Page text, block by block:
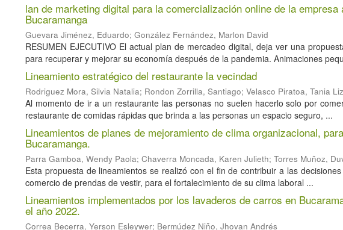
lan de marketing digital para la comercialización online de la
Bucaramanga
Guevara Jiménez, Eduardo; González Fernández, Marlon David
RESUMEN EJECUTIVO El actual plan de mercadeo digital, deja ver una
para recuperar y mejorar su economía después de la pandemia. Animaciones
Lineamiento estratégico del restaurante la vecindad
Rodriguez Mora, Silvia Natalia; Rondon Zorrilla, Santiago; Velasco Piratoa, Tania
Al momento de ir a un restaurante las personas no suelen hacerlo solo por
restaurante de comidas rápidas que brinda a las personas un espacio seguro, ...
Lineamientos de planes de mejoramiento de clima organizacional,
Bucaramanga.
Parra Gamboa, Wendy Paola; Chaverra Moncada, Karen Julieth; Torres Muñoz,
Esta propuesta de lineamientos se realizó con el fin de contribuir a las
comercio de prendas de vestir, para el fortalecimiento de su clima laboral ...
Lineamientos implementados por los lavaderos de carros en
el año 2022.
Correa Becerra, Yerson Esleywer; Bermúdez Niño, Jhovan Andrés